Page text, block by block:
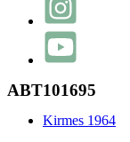
ABT101695
Kirmes 1964